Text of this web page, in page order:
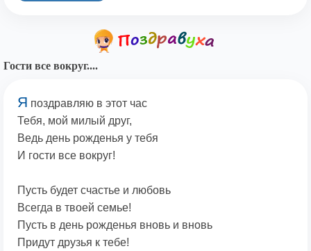
Гости все вокруг....
Я поздравляю в этот час
Тебя, мой милый друг,
Ведь день рожденья у тебя
И гости все вокруг!
Пусть будет счастье и любовь
Всегда в твоей семье!
Пусть в день рожденья вновь и вновь
Придут друзья к тебе!